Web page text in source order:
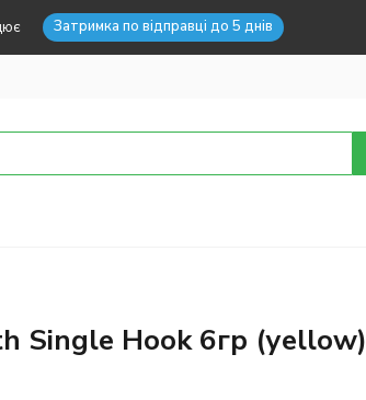
Затримка по відправці до 5 днів
Single Hook 6гр (yellow)